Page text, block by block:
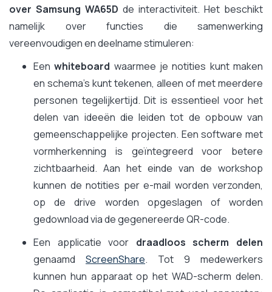
over Samsung WA65D de interactiviteit. Het beschikt
namelijk over functies die samenwerking
vereenvoudigen en deelname stimuleren:
Eenwhiteboard waarmee je notities kunt maken
en schema's kunt tekenen, alleen of met meerdere
personen tegelijkertijd. Dit is essentieel voor het
delen van ideeën die leiden tot de opbouw van
gemeenschappelijke projecten. Een software met
vormherkenning is geïntegreerd voor betere
zichtbaarheid. Aan het einde van de workshop
kunnen de notities per e-mail worden verzonden,
op de drive worden opgeslagen of worden
gedownload via de gegenereerde QR-code.
Een applicatie voor draadloos scherm delen
genaamd ScreenShare. Tot 9 medewerkers
kunnen hun apparaat op het WAD-scherm delen.